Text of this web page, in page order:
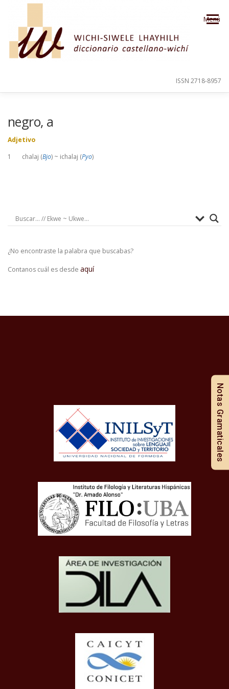
Saltar al contenido
Menú
ISSN 2718-8957
negro, a
Adjetivo
1 chalaj (Bjo) ~ ichalaj (Pyo)
¿No encontraste la palabra que buscabas?
Contanos cuál es desde aquí
Notas Gramaticales